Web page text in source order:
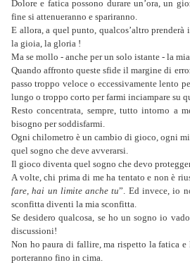
Dolore e fatica possono durare un’ora, un
fine si attenueranno e spariranno.
E allora, a quel punto, qualcos’altro
la gioia, la gloria !
Ma se mollo - anche per un solo istante - la
Quando affronto queste sfide il margine di
passo troppo veloce o eccessivamente lento
lungo o troppo corto per farmi inciampare su
Resto concentrata, sempre, tutto intorno a
bisogno per soddisfarmi.
Ogni chilometro è un cambio di gioco, ogni
quel sogno che deve avverarsi.
Il gioco diventa quel sogno che devo
A volte, chi prima di me ha tentato e non è
fare, hai un limite anche tu”. Ed invece, io
sconfitta diventi la mia sconfitta.
Se desidero qualcosa, se ho un sogno io
discussioni!
Non ho paura di fallire, ma rispetto la fatica
porteranno fino in cima.